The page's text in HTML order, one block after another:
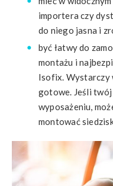
importera czy
do niego jasna i
być łatwy do
montażu i
Isofix. Wystarczy
gotowe. Jeśli twój
wyposażeniu,
montować